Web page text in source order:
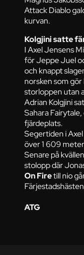
Attack Diablo
kurvan.
Kolgjini satte
I Axel Jensens
för Jeppe Juel
och knappt
norsken som
storloppen utan
Adrian Kolgjini
Sahara
fjärdeplats.
Segertiden i Axel
över 1 609
Senare på
stolopp där
On Firetill nio
ATG